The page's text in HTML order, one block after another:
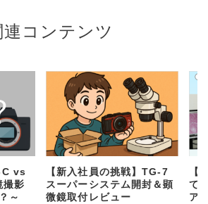
連コンテンツ
C vs
撮影
～
【新入社員の挑戦】TG-7
スーパーシステム開封＆顕
微鏡取付レビュー
【
て
ア